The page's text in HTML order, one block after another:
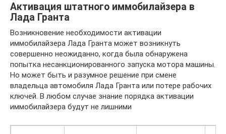
Активация штатного иммобилайзера в
Лада Гранта
Возникновение необходимости активации
иммобилайзера Лада Гранта может возникнуть
совершенно неожиданно, когда была обнаружена
попытка несанкционированного запуска мотора машины.
Но может быть и разумное решение при смене
владельца автомобиля Лада Гранта или потере рабочих
ключей. В любом случае знание порядка активации
иммобилайзера будут не лишними